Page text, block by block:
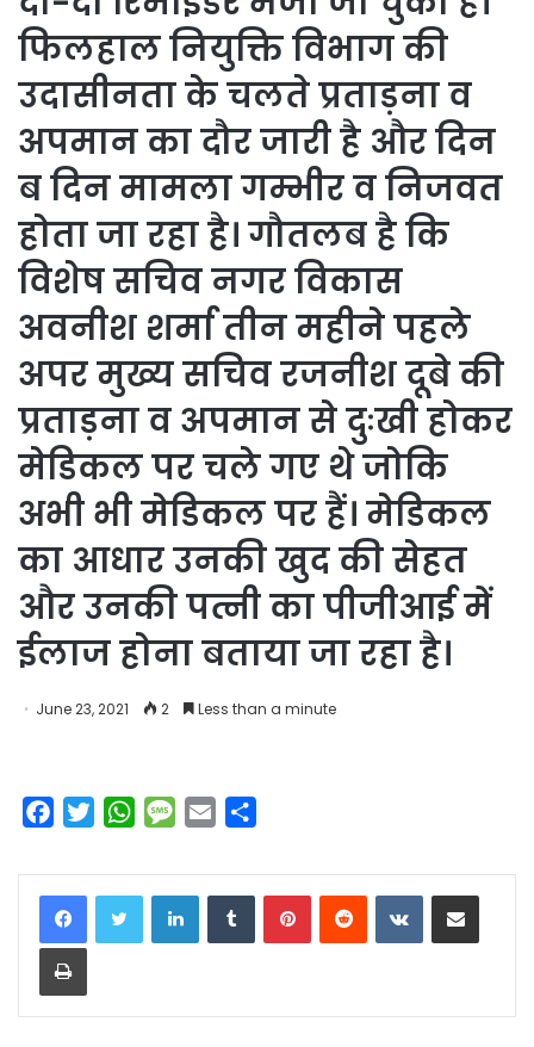
फिलहाल नियुक्ति विभाग की
उदासीनता के चलते प्रताड़ना व
अपमान का दौर जारी है और दिन
ब दिन मामला गम्भीर व निजवत
होता जा रहा है। गौतलब है कि
विशेष सचिव नगर विकास
अवनीश शर्मा तीन महीने पहले
अपर मुख्य सचिव रजनीश दूबे की
प्रताड़ना व अपमान से दुःखी होकर
मेडिकल पर चले गए थे जोकि
अभी भी मेडिकल पर हैं। मेडिकल
का आधार उनकी खुद की सेहत
और उनकी पत्नी का पीजीआई में
ईलाज होना बताया जा रहा है।
June 23, 2021 2 Less than a minute
c
e
b
o
o
i
t
t
W
a
t
s
M
s
s
a
a
i
a
r
e
LinkedInTumblrPinterestReddit VKontakteShare via Email
Print